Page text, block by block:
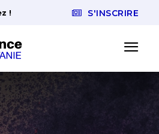
! S'INSCRIRE